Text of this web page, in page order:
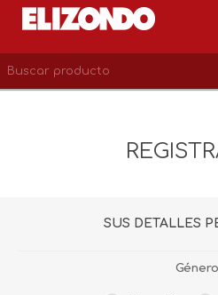
SUS DETALLES